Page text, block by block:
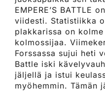
EMPERE’S BATTLE
viidesti. Statistiikka
plakkarissa on
kolmossijaa.
Forssassa sujui heti
Battle iski
jäljellä ja istui
myöhemmin. Tämän